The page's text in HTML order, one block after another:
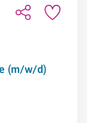
(m/w/d)